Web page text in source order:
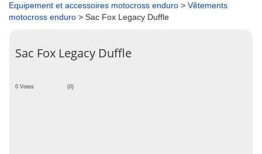
Equipement et accessoires motocross enduro > Vêtements
motocross enduro > Sac Fox Legacy Duffle
Sac Fox Legacy Duffle
0 Votes (0)